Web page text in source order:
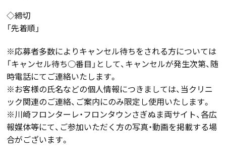
◇締切
「先着順」
※応募者多数によりキャンセル待ちをされる方については
「キャンセル待ち○番目」として、キャンセルが発生次第、随
時電話にてご連絡いたします。
※お客様の氏名などの個人情報につきましては、当クリニ
ック関連のご連絡、ご案内にのみ限定し使用いたします。
※川崎フロンターレ・フロンタウンさぎぬま両サイト、各広
報媒体等にて、ご参加いただく方の写真・動画を掲載する場
合がございます。